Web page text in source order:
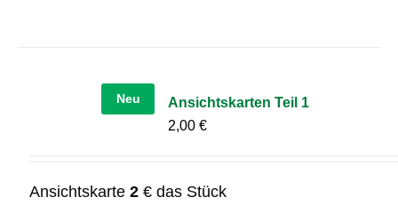
Neu
Ansichtskarten Teil 1
2,00€
Ansichtskarte2€ das Stück